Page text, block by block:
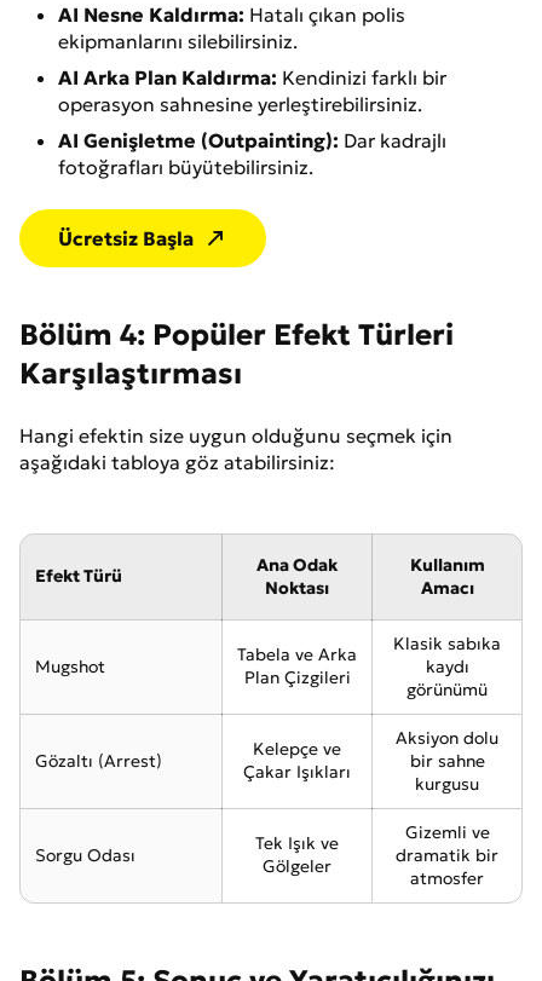
AI Nesne Kaldırma: Hatalı çıkan polis
ekipmanlarını silebilirsiniz.
AI Arka Plan Kaldırma: Kendinizi farklı bir
operasyon sahnesine yerleştirebilirsiniz.
AI Genişletme (Outpainting): Dar kadrajlı
fotoğrafları büyütebilirsiniz.
Ücretsiz Başla
Bölüm 4: Popüler Efekt Türleri
Karşılaştırması
Hangi efektin size uygun olduğunu seçmek için
aşağıdaki tabloya göz atabilirsiniz:
Efekt Türü
Ana Odak
Noktası
Kullanım
Amacı
Mugshot
Tabela ve Arka
Plan Çizgileri
Klasik sabıka
kaydı
görünümü
Gözaltı (Arrest)
Kelepçe ve
Çakar Işıkları
Aksiyon dolu
bir sahne
kurgusu
Sorgu Odası
Tek Işık ve
Gölgeler
Gizemli ve
dramatik bir
atmosfer